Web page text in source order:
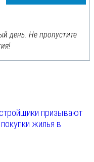
день. Не пропустите
призывают
жилья в